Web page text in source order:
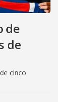
de
de
cinco